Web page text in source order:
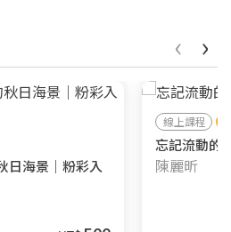
海景｜粉彩入
線上課程
忘記流動的
陳麗昕
‹ ›